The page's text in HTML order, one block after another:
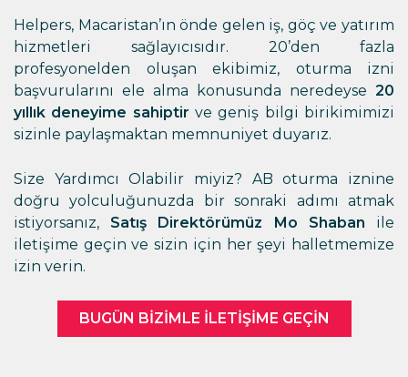
Helpers, Macaristan’ın önde gelen iş, göç ve yatırım
hizmetleri sağlayıcısıdır. 20’den fazla
profesyonelden oluşan ekibimiz, oturma izni
başvurularını ele alma konusunda neredeyse 20
yıllık deneyime sahiptir ve geniş bilgi birikimimizi
sizinle paylaşmaktan memnuniyet duyarız.
Size Yardımcı Olabilir miyiz? AB oturma iznine
doğru yolculuğunuzda bir sonraki adımı atmak
istiyorsanız, Satış Direktörümüz Mo Shaban ile
iletişime geçin ve sizin için her şeyi halletmemize
izin verin.
BUGÜN BIZIMLE ILETIŞIME GEÇIN